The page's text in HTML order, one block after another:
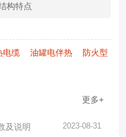
构特点
电缆 油罐电伴热
防火型
更多+
2023-08-31
及说明